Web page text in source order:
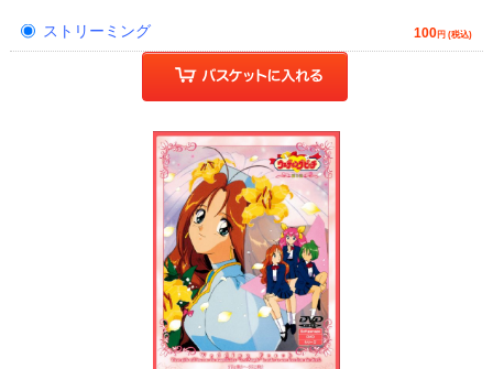
ストリーミング 100円 (税込)